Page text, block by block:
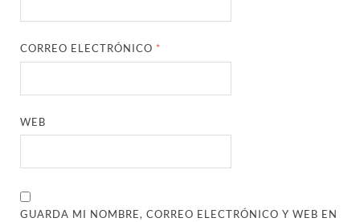
CORREO ELECTRÓNICO *
WEB
GUARDA MI NOMBRE, CORREO ELECTRÓNICO Y WEB EN